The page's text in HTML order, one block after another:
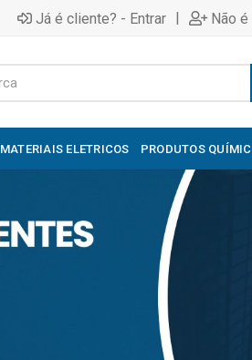
Já é cliente? - Entrar | Não
MATERIAIS ELETRICOS PRODUTOS